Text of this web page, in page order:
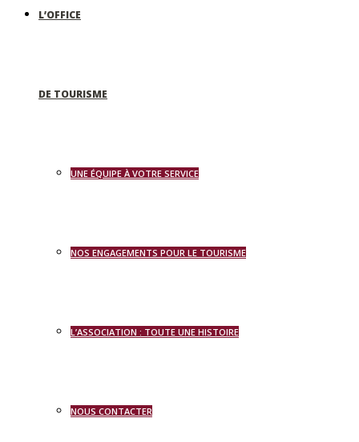
L’OFFICE
DE TOURISME
UNE ÉQUIPE À VOTRE SERVICE
NOS ENGAGEMENTS POUR LE TOURISME
L’ASSOCIATION : TOUTE UNE HISTOIRE
NOUS CONTACTER